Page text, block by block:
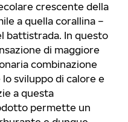
crescente della
a quella corallina –
battistrada. In questo
di maggiore
combinazione
sviluppo di calore e
a questa
permette un